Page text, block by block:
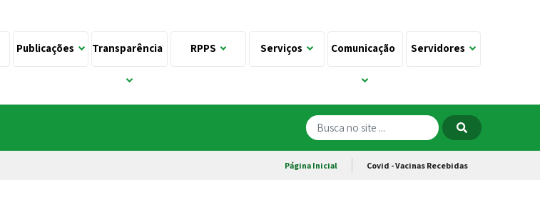
Publicações Transparência RPPS Serviços Comunicação Servidores
Página Inicial Covid - Vacinas Recebidas